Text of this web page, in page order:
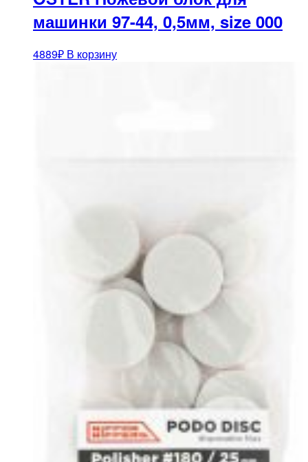
машинки 97-44, 0,5мм, size 000
4889₽ В корзину